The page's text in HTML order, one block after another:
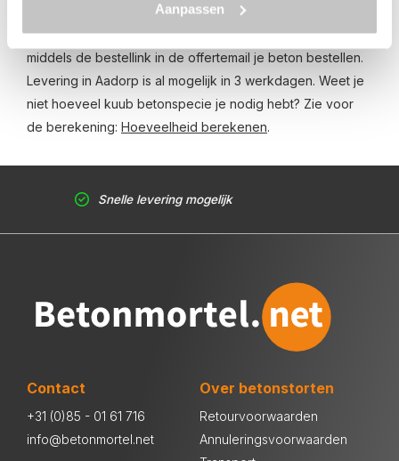
Aanpassen
je e-mailadres in en ontvang binnen enkele seconden een
gerichte prijs per e-mail voor Aadorp. Aansluitend kun je
middels de bestellink in de offertemail je beton bestellen.
Levering in Aadorp is al mogelijk in 3 werkdagen. Weet je
niet hoeveel kuub betonspecie je nodig hebt? Zie voor
de berekening: Hoeveelheid berekenen.
Snelle levering mogelijk
Contact
+31 (0)85 - 01 61 716
info@betonmortel.net
Over betonstorten
Retourvoorwaarden
Annuleringsvoorwaarden